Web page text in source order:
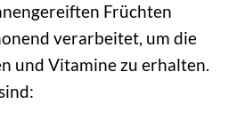
Früchten
verarbeitet, um die
und Vitamine zu erhalten.